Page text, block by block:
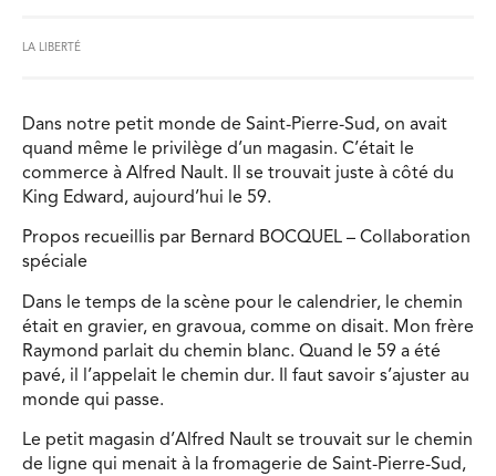
LA LIBERTÉ
Dans notre petit monde de Saint-Pierre-Sud, on avait
quand même le privilège d’un magasin. C’était le
commerce à Alfred Nault. Il se trouvait juste à côté du
King Edward, aujourd’hui le 59.
Propos recueillis par Bernard BOCQUEL – Collaboration
spéciale
Dans le temps de la scène pour le calendrier, le chemin
était en gravier, en gravoua, comme on disait. Mon frère
Raymond parlait du chemin blanc. Quand le 59 a été
pavé, il l’appelait le chemin dur. Il faut savoir s’ajuster au
monde qui passe.
Le petit magasin d’Alfred Nault se trouvait sur le chemin
de ligne qui menait à la fromagerie de Saint-Pierre-Sud,